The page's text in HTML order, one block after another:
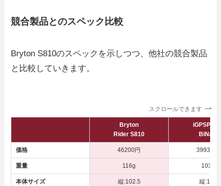
競合製品とのスペック比較
Bryton S810のスペックを示しつつ、他社の競合製品
と比較していきます。
スクロールできます
Bryton
Rider S810
BiNavi
価格 46200円 39930円
重量 116g 103g
本体サイズ
縦:102.5
縦:101